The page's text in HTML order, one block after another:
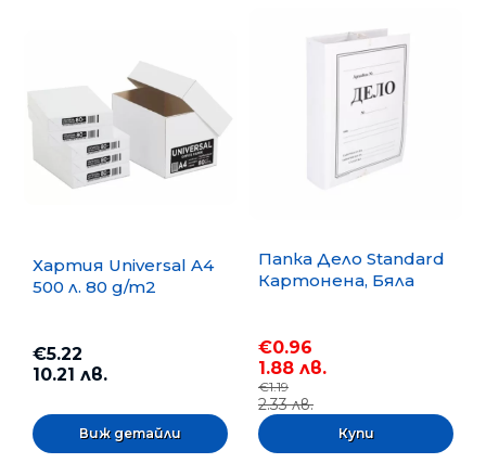
Хартия Universal A4
500 л. 80 g/m2
€5.22
10.21 лв.
Виж детайли
Папка Дело Standard
Картонена, Бяла
€0.96
1.88 лв.
€1.19
2.33 лв.